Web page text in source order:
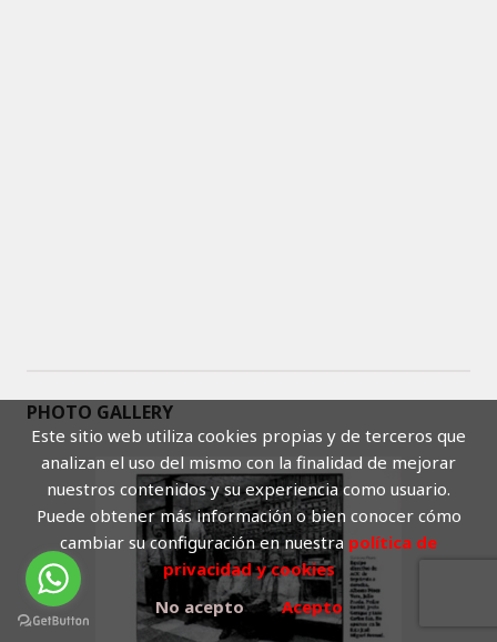
Este sitio web utiliza cookies propias y de terceros que
analizan el uso del mismo con la finalidad de mejorar
nuestros contenidos y su experiencia como usuario.
Puede obtener más información o bien conocer cómo
cambiar su configuración en nuestra política de
privacidad y cookies
No acepto
Acepto
PHOTO GALLERY